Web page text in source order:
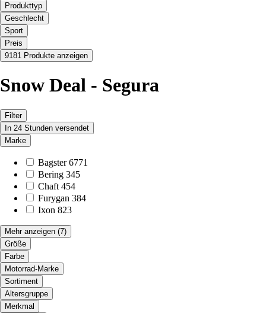
Produkttyp
Geschlecht
Sport
Preis
9181 Produkte anzeigen
Snow Deal - Segura
Filter
In 24 Stunden versendet
Marke
Bagster 6771
Bering 345
Chaft 454
Furygan 384
Ixon 823
Mehr anzeigen (7)
Größe
Farbe
Motorrad-Marke
Sortiment
Altersgruppe
Merkmal